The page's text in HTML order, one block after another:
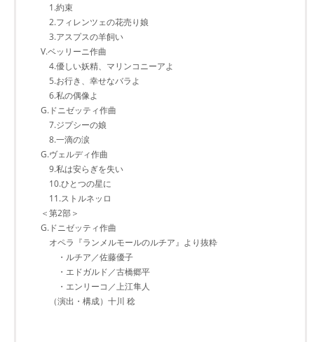
1.約束
2.フィレンツェの花売り娘
3.アスプスの羊飼い
V.ベッリーニ作曲
4.優しい妖精、マリンコニーアよ
5.お行き、幸せなバラよ
6.私の偶像よ
G.ドニゼッティ作曲
7.ジプシーの娘
8.一滴の涙
G.ヴェルディ作曲
9.私は安らぎを失い
10.ひとつの星に
11.ストルネッロ
＜第2部＞
G.ドニゼッティ作曲
オペラ『ランメルモールのルチア』より抜粋
・ルチア／佐藤優子
・エドガルド／古橋郷平
・エンリーコ／上江隼人
（演出・構成）十川 稔